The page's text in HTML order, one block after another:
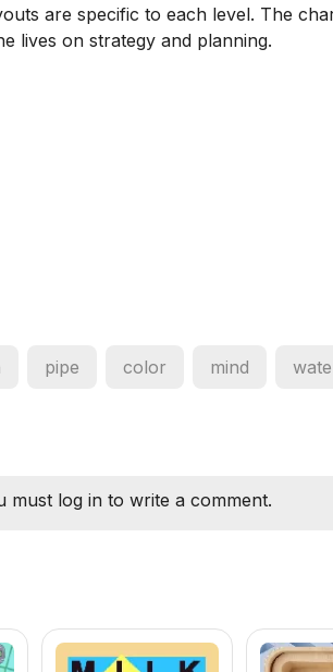
are specific to each level. The
lives on strategy and planning.
pipe color mind
must log in to write a comment.